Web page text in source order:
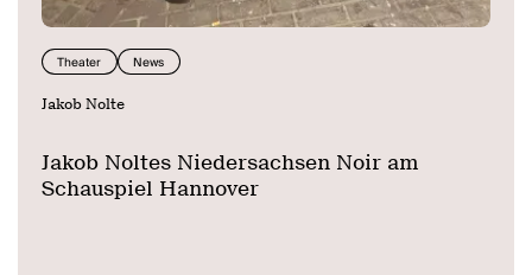
Theater News
Jakob Nolte
Jakob Noltes Niedersachsen Noir am
Schauspiel Hannover